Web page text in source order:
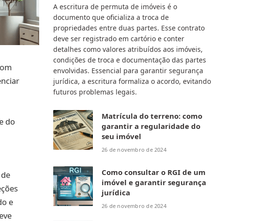
do
e
A escritura de permuta de imóveis é o
documento que oficializa a troca de
propriedades entre duas partes. Esse contrato
deve ser registrado em cartório e conter
detalhes como valores atribuídos aos imóveis,
condições de troca e documentação das partes
envolvidas. Essencial para garantir segurança
jurídica, a escritura formaliza o acordo, evitando
futuros problemas legais.
Matrícula do terreno: como
garantir a regularidade do
seu imóvel
26 de novembro de 2024
Como consultar o RGI de um
imóvel e garantir segurança
jurídica
26 de novembro de 2024